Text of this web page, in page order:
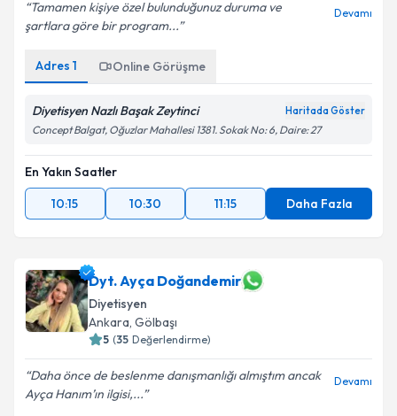
Tamamen kişiye özel bulunduğunuz duruma ve
şartlara göre bir program...
Devamı
Adres 1 Online Görüşme
Diyetisyen Nazlı Başak Zeytinci Haritada Göster
Concept Balgat, Oğuzlar Mahallesi 1381. Sokak No: 6, Daire: 27
En Yakın Saatler
10:15
10:30 11:15 Daha Fazla
Dyt. Ayça Doğandemir
Diyetisyen
Ankara, Gölbaşı
5 (35 Değerlendirme)
Daha önce de beslenme danışmanlığı almıştım ancak
Ayça Hanım’ın ilgisi,...
Devamı